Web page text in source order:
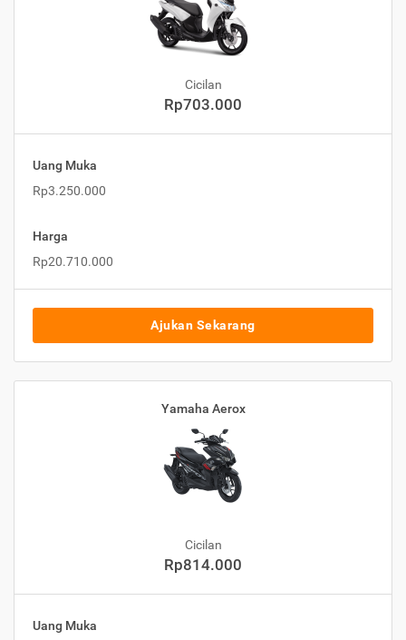
Cicilan
Rp703.000
Uang Muka
Rp3.250.000
Harga
Rp20.710.000
Ajukan Sekarang
Yamaha Aerox
Cicilan
Rp814.000
Uang Muka